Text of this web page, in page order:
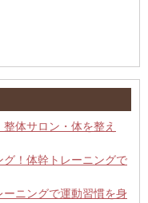
体サロン・体を整え
！体幹トレーニングで
ニングで運動習慣を身